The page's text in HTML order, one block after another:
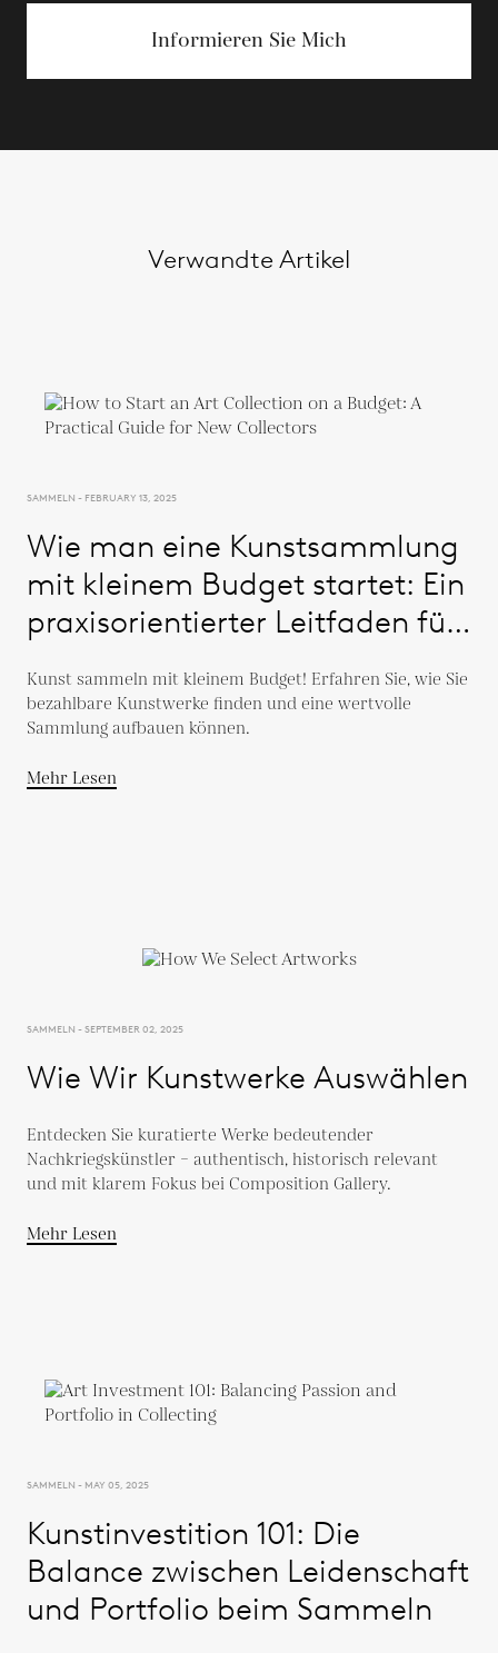
Informieren Sie Mich
Verwandte Artikel
SAMMELN - FEBRUARY 13, 2025
Wie man eine Kunstsammlung
mit kleinem Budget startet: Ein
praxisorientierter Leitfaden für
Kunst sammeln mit kleinem Budget! Erfahren Sie, wie Sie
bezahlbare Kunstwerke finden und eine wertvolle
Sammlung aufbauen können.
Mehr Lesen
SAMMELN - SEPTEMBER 02, 2025
Wie Wir Kunstwerke Auswählen
Entdecken Sie kuratierte Werke bedeutender
Nachkriegskünstler – authentisch, historisch relevant
und mit klarem Fokus bei Composition Gallery.
Mehr Lesen
SAMMELN - MAY 05, 2025
Kunstinvestition 101: Die
Balance zwischen Leidenschaft
und Portfolio beim Sammeln